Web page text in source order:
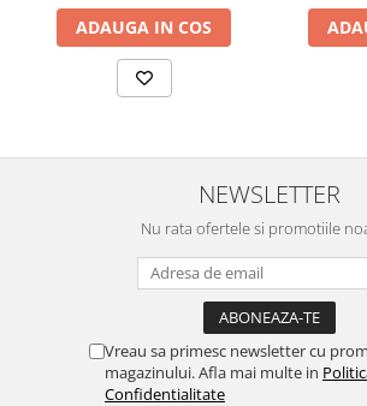
ADAUGA IN COS
NEWSLETTER
Nu rata ofertele si promotiile
Vreau sa primesc newsletter cu
magazinului. Afla mai multe in
Confidentialitate